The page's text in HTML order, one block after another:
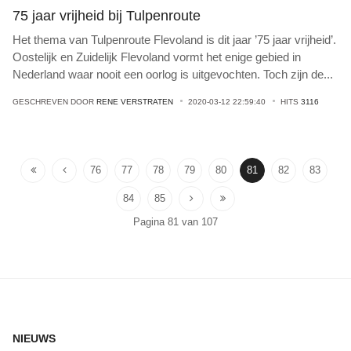
75 jaar vrijheid bij Tulpenroute
Het thema van Tulpenroute Flevoland is dit jaar ’75 jaar vrijheid’.
Oostelijk en Zuidelijk Flevoland vormt het enige gebied in
Nederland waar nooit een oorlog is uitgevochten. Toch zijn de...
GESCHREVEN DOOR RENE VERSTRATEN 2020-03-12 22:59:40 HITS 3116
76 77 78 79 80 81 82 83
84
85
Pagina 81 van 107
NIEUWS